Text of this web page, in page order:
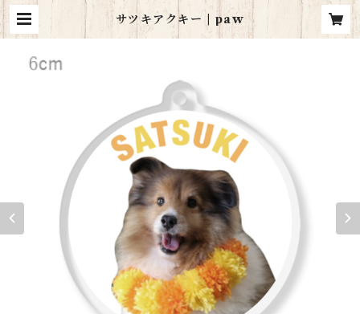
サツキアクキー | paw